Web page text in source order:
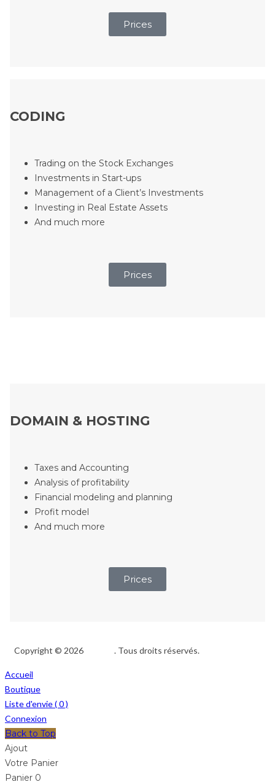
Prices
CODING
Trading on the Stock Exchanges
Investments in Start-ups
Management of a Client’s Investments
Investing in Real Estate Assets
And much more
Prices
DOMAIN & HOSTING
Taxes and Accounting
Analysis of profitability
Financial modeling and planning
Profit model
And much more
Prices
Copyright © 2026 . Tous droits réservés.
Accueil
Boutique
Liste d'envie (0)
Connexion
Back to Top
Ajout
Votre Panier
Panier 0